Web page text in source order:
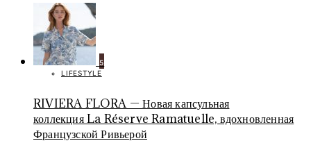
5
LIFESTYLE
RIVIERA FLORA — Новая капсульная
коллекция La Réserve Ramatuelle, вдохновленная
Французской Ривьерой